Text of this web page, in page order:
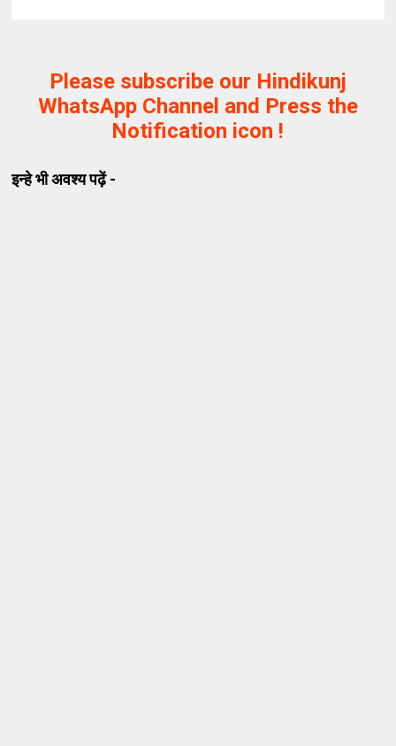
Please subscribe our Hindikunj
WhatsApp Channel and Press the
Notification icon !
इन्हे भी अवश्य पढ़ें -